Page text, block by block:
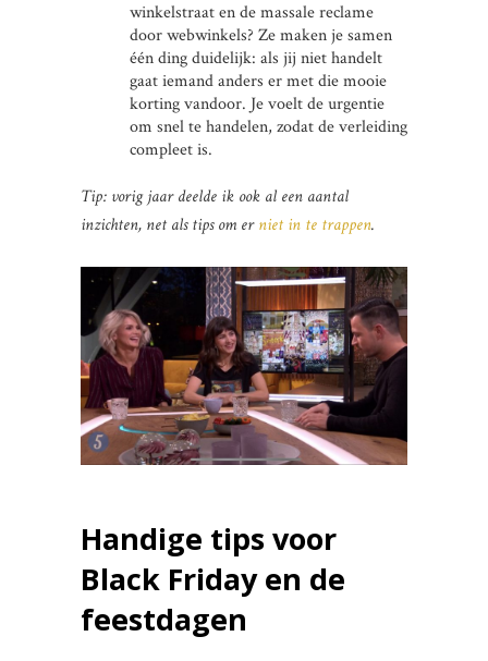
winkelstraat en de massale reclame
door webwinkels? Ze maken je samen
één ding duidelijk: als jij niet handelt
gaat iemand anders er met die mooie
korting vandoor. Je voelt de urgentie
om snel te handelen, zodat de verleiding
compleet is.
Tip: vorig jaar deelde ik ook al een aantal
inzichten, net als tips om erniet in te trappen.
Handige tips voor
Black Friday en de
feestdagen